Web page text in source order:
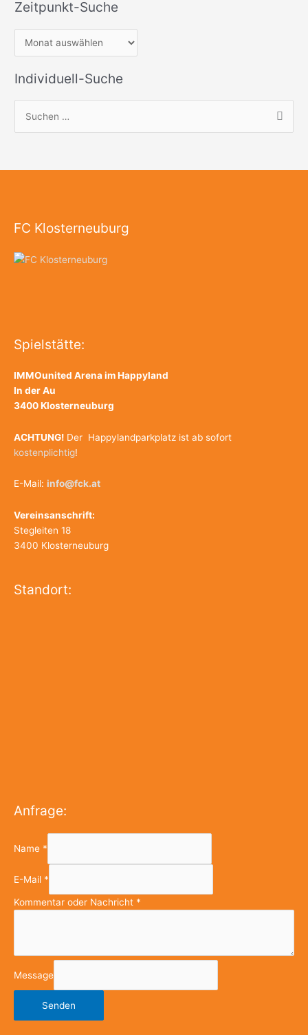
Zeitpunkt-Suche
Individuell-Suche
n
FC Klosterneuburg
Spielstätte:
IMMOunited Arena im Happyland
In der Au
3400 Klosterneuburg
ACHTUNG! Der Happylandparkplatz ist ab sofort
kostenplichtig!
E-Mail: info@fck.at
Vereinsanschrift:
Stegleiten 18
3400 Klosterneuburg
Standort:
Anfrage:
Name *
E-Mail *
Kommentar oder Nachricht *
Message
Senden